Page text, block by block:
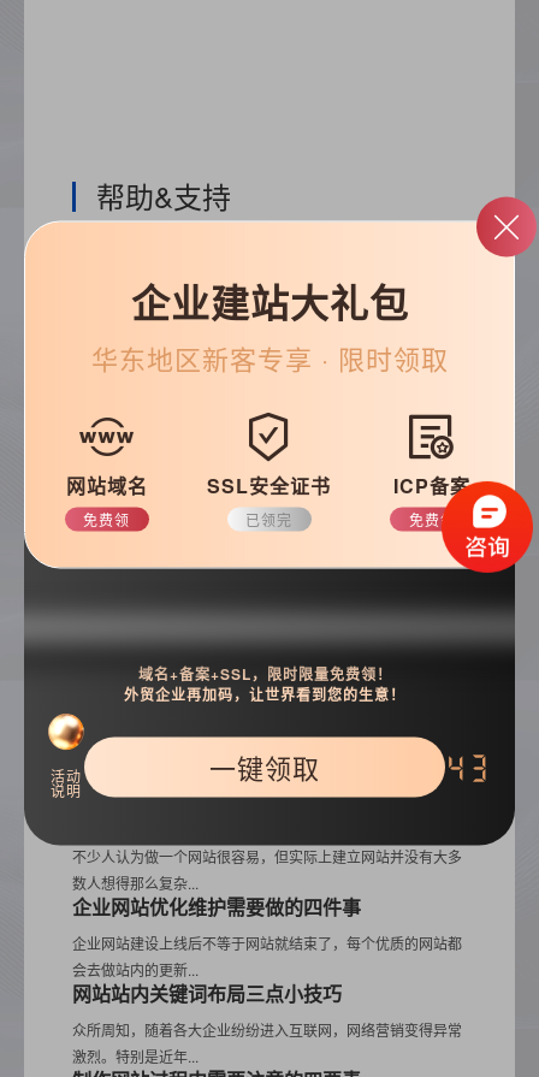
帮助&支持
建站技巧
公司动态
搜索
热门推荐
网页设计之字体设置三要素
网页制作中关于字体的选用设置问题，很多网页设计师未必都
能大的上来，你知...
不少人认为做一个网站很容易，但实际上建立网站并没有大多
数人想得那么复杂...
企业网站优化维护需要做的四件事
企业网站建设上线后不等于网站就结束了，每个优质的网站都
会去做站内的更新...
网站站内关键词布局三点小技巧
众所周知，随着各大企业纷纷进入互联网，网络营销变得异常
激烈。特别是近年...
企业建站大礼包
华东地区新客专享 · 限时领取
网站域名
免费领
SSL安全证书
已领完
ICP备案
免费领
活动
说明
域名+备案+SSL，限时限量免费领！
外贸企业再加码，让世界看到您的生意！
一键领取 42